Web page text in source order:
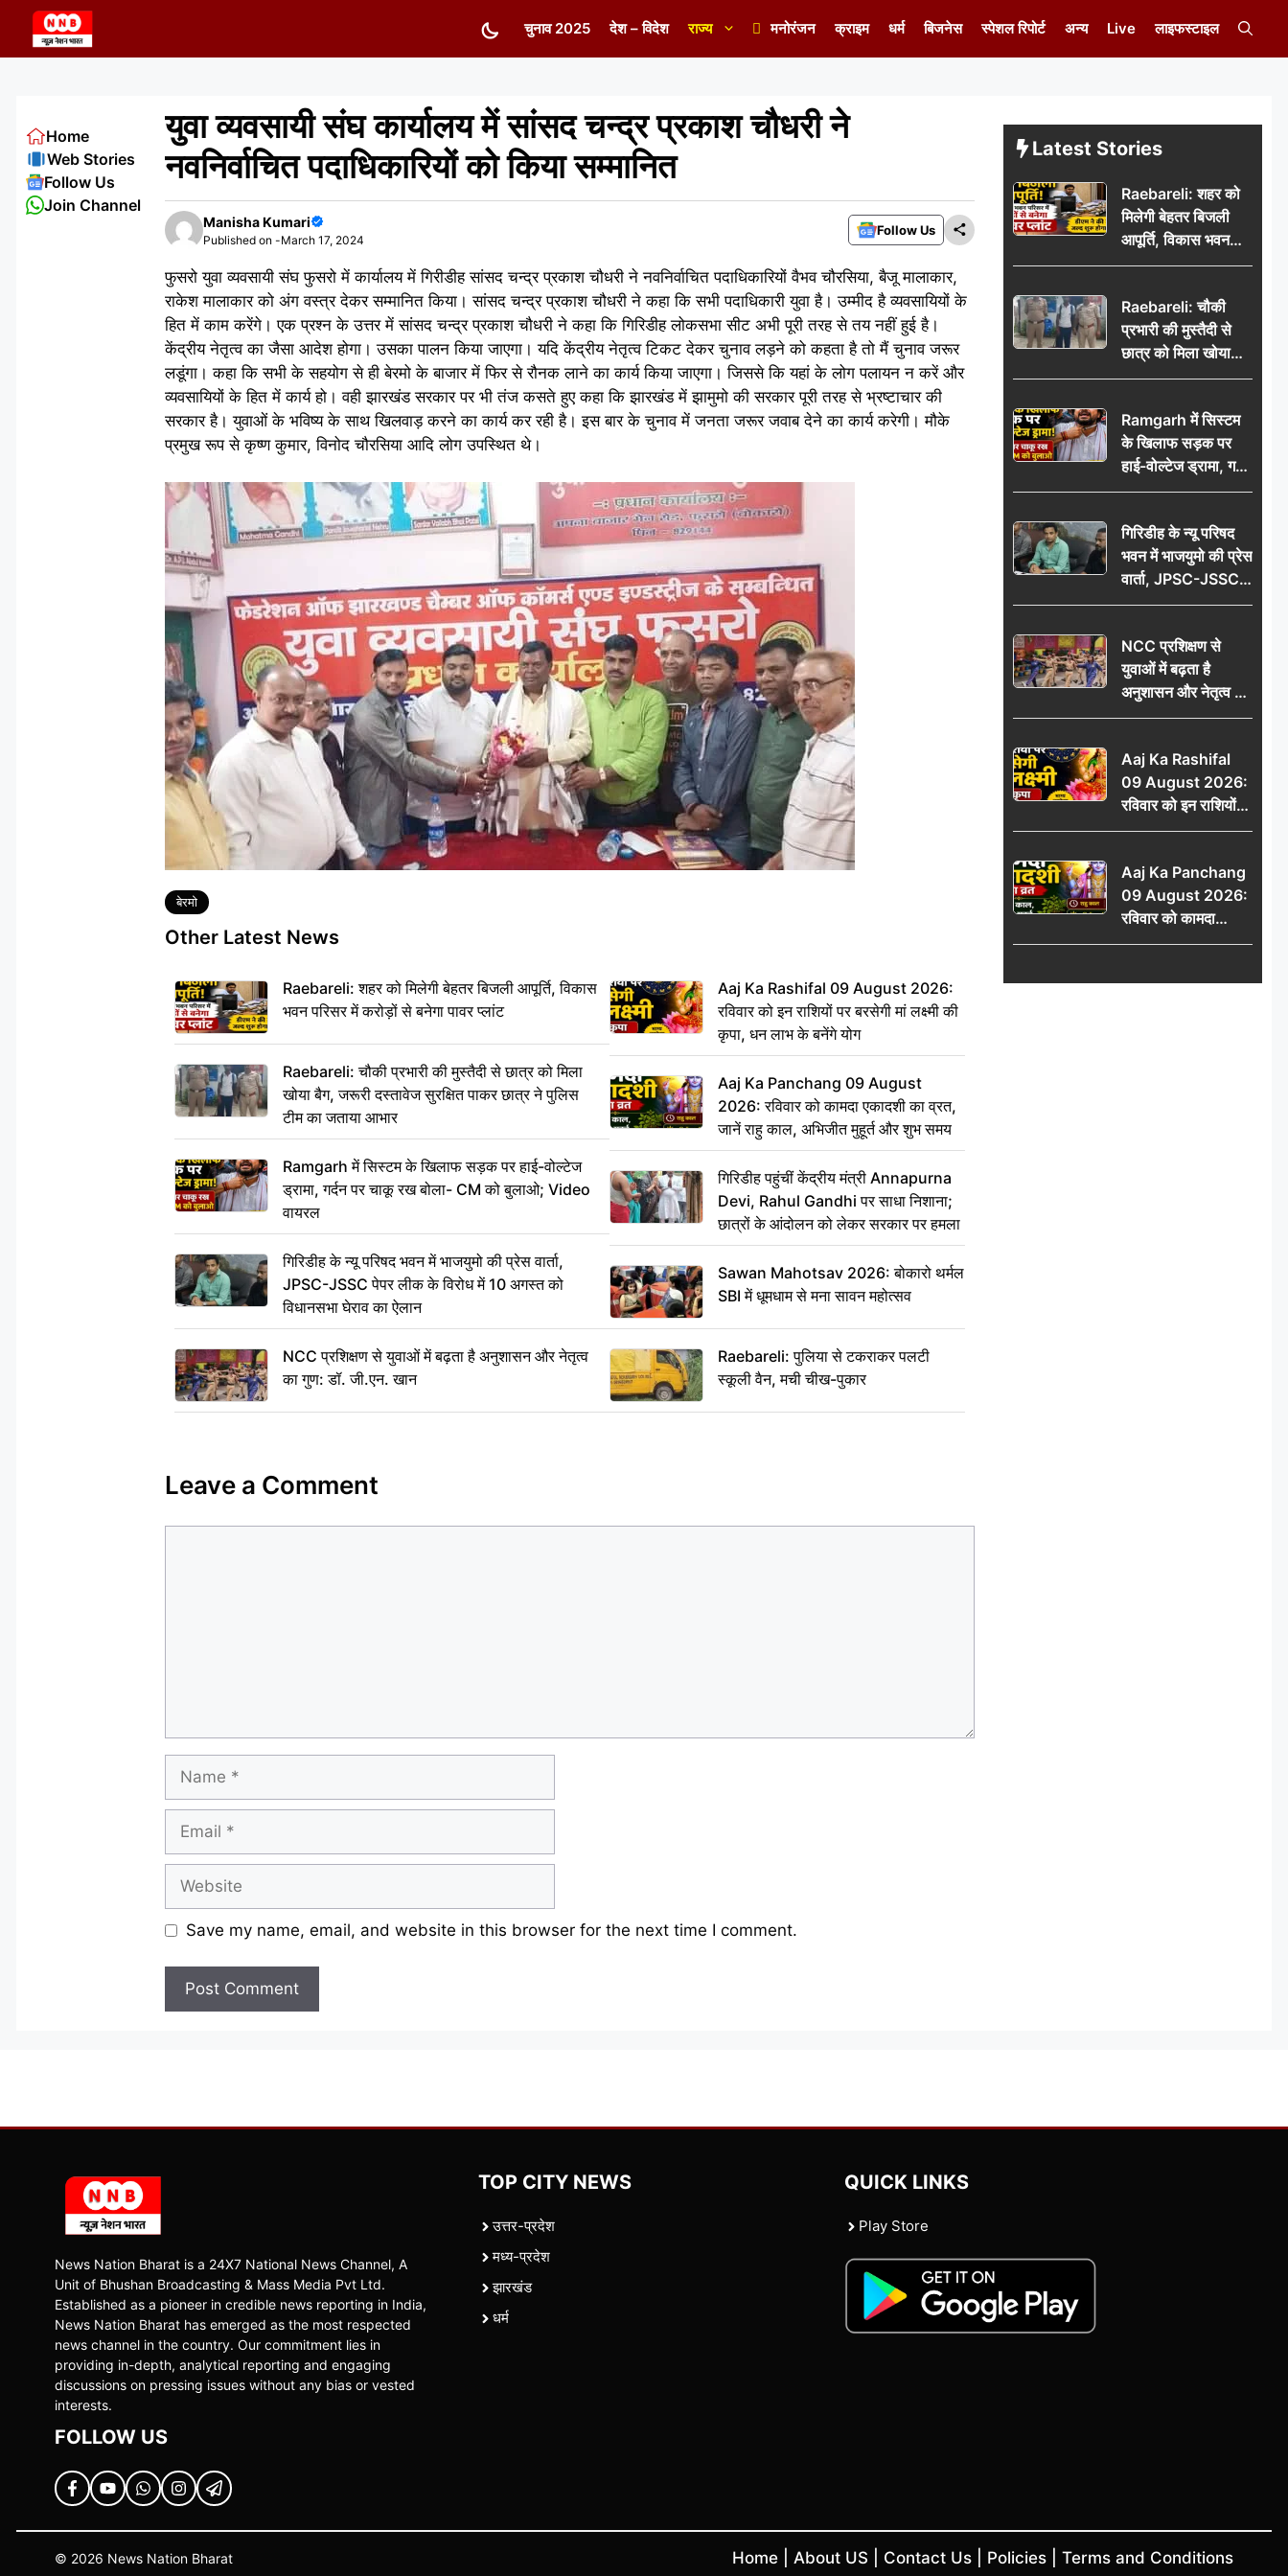
content
चुनाव 2025 देश – विदेश राज्य मनोरंजन क्राइम धर्म बिजनेस स्पेशल रिपोर्ट अन्य Live लाइफस्टाइल
युवा व्यवसायी संघ कार्यालय में सांसद चन्द्र प्रकाश चौधरी ने
नवनिर्वाचित पदाधिकारियों को किया सम्मानित
Manisha Kumari
Published on -March 17, 2024
Follow Us
फुसरो युवा व्यवसायी संघ फुसरो में कार्यालय में गिरीडीह सांसद चन्द्र प्रकाश चौधरी ने नवनिर्वाचित पदाधिकारियों वैभव चौरसिया, बैजू मालाकार,
राकेश मालाकार को अंग वस्त्र देकर सम्मानित किया। सांसद चन्द्र प्रकाश चौधरी ने कहा कि सभी पदाधिकारी युवा है। उम्मीद है व्यवसायियों के
हित में काम करेंगे। एक प्रश्न के उत्तर में सांसद चन्द्र प्रकाश चौधरी ने कहा कि गिरिडीह लोकसभा सीट अभी पूरी तरह से तय नहीं हुई है।
केंद्रीय नेतृत्व का जैसा आदेश होगा। उसका पालन किया जाएगा। यदि केंद्रीय नेतृत्व टिकट देकर चुनाव लड़ने को कहता है तो मैं चुनाव जरूर
लडूंगा। कहा कि सभी के सहयोग से ही बेरमो के बाजार में फिर से रौनक लाने का कार्य किया जाएगा। जिससे कि यहां के लोग पलायन न करें और
व्यवसायियों के हित में कार्य हो। वही झारखंड सरकार पर भी तंज कसते हुए कहा कि झारखंड में झामुमो की सरकार पूरी तरह से भ्रष्टाचार की
सरकार है। युवाओं के भविष्य के साथ खिलवाड़ करने का कार्य कर रही है। इस बार के चुनाव में जनता जरूर जवाब देने का कार्य करेगी। मौके
प्रमुख रूप से कृष्ण कुमार, विनोद चौरसिया आदि लोग उपस्थित थे।
Tags
बेरमो
Other Latest News
Raebareli: शहर को मिलेगी बेहतर बिजली आपूर्ति, विकास
भवन परिसर में करोड़ों से बनेगा पावर प्लांट
Raebareli: चौकी प्रभारी की मुस्तैदी से छात्र को मिला
खोया बैग, जरूरी दस्तावेज सुरक्षित पाकर छात्र ने पुलिस
टीम का जताया आभार
Ramgarh में सिस्टम के खिलाफ सड़क पर हाई-वोल्टेज
ड्रामा, गर्दन पर चाकू रख बोला- CM को बुलाओ; Video
वायरल
गिरिडीह के न्यू परिषद भवन में भाजयुमो की प्रेस वार्ता,
JPSC-JSSC पेपर लीक के विरोध में 10 अगस्त को
विधानसभा घेराव का ऐलान
NCC प्रशिक्षण से युवाओं में बढ़ता है अनुशासन और नेतृत्व
का गुण: डॉ. जी.एन. खान
Aaj Ka Rashifal 09 August 2026:
रविवार को इन राशियों पर बरसेगी मां लक्ष्मी की
कृपा, धन लाभ के बनेंगे योग
Aaj Ka Panchang 09 August
2026: रविवार को कामदा एकादशी का व्रत,
जानें राहु काल, अभिजीत मुहूर्त और शुभ समय
गिरिडीह पहुंचीं केंद्रीय मंत्री Annapurna
Devi, Rahul Gandhi पर साधा निशाना;
छात्रों के आंदोलन को लेकर सरकार पर हमला
Sawan Mahotsav 2026: बोकारो थर्मल
SBI में धूमधाम से मना सावन महोत्सव
Raebareli: पुलिया से टकराकर पलटी
स्कूली वैन, मची चीख-पुकार
Leave a Comment
Save my name, email, and website in this browser for the next time I comment.
Home
Web Stories
Follow Us
Join Channel
Latest Stories
Raebareli: शहर को
मिलेगी बेहतर बिजली
आपूर्ति, विकास भवन
परिसर में करोड़ों से
Raebareli: चौकी
प्रभारी की मुस्तैदी से
छात्र को मिला खोया
बैग, जरूरी दस्तावेज
पुलिस टीम का जताया
आभार
Ramgarh में सिस्टम
के खिलाफ सड़क पर
हाई-वोल्टेज ड्रामा, गर्दन
पर चाकू रख बोला- CM
वायरल
गिरिडीह के न्यू परिषद
भवन में भाजयुमो की प्रेस
वार्ता, JPSC-JSSC
पेपर लीक के विरोध में
विधानसभा घेराव का
ऐलान
NCC प्रशिक्षण से
युवाओं में बढ़ता है
अनुशासन और नेतृत्व का
गुण: डॉ. जी.एन. खान
Aaj Ka Rashifal
09 August 2026:
रविवार को इन राशियों
पर बरसेगी मां लक्ष्मी की
योग
Aaj Ka Panchang
09 August 2026:
रविवार को कामदा
एकादशी का व्रत, जानें
और शुभ समय
News Nation Bharat is a 24X7 National News Channel, A
Unit of Bhushan Broadcasting & Mass Media Pvt Ltd.
Established as a pioneer in credible news reporting in India,
News Nation Bharat has emerged as the most respected
news channel in the country. Our commitment lies in
providing in-depth, analytical reporting and engaging
discussions on pressing issues without any bias or vested
interests.
FOLLOW US
TOP CITY NEWS
उत्तर-प्रदेश
मध्य-प्रदेश
झारखंड
धर्म
QUICK LINKS
Play Store
© 2026 News Nation Bharat Home About US Contact Us Policies Terms and Conditions